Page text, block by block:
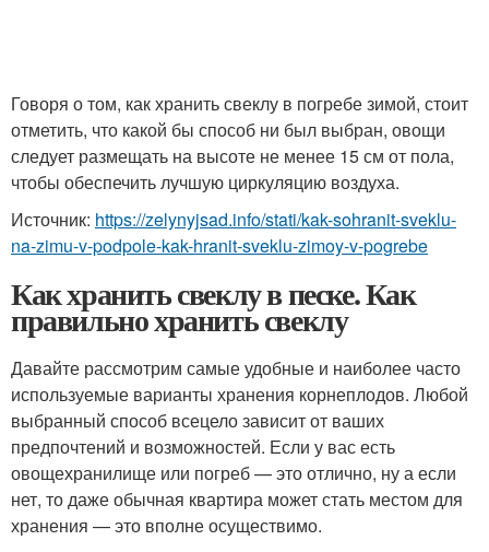
Говоря о том, как хранить свеклу в погребе зимой, стоит
отметить, что какой бы способ ни был выбран, овощи
следует размещать на высоте не менее 15 см от пола,
чтобы обеспечить лучшую циркуляцию воздуха.
Источник: https://zelynyjsad.info/stati/kak-sohranit-sveklu-
na-zimu-v-podpole-kak-hranit-sveklu-zimoy-v-pogrebe
Как хранить свеклу в песке. Как
правильно хранить свеклу
Давайте рассмотрим самые удобные и наиболее часто
используемые варианты хранения корнеплодов. Любой
выбранный способ всецело зависит от ваших
предпочтений и возможностей. Если у вас есть
овощехранилище или погреб — это отлично, ну а если
нет, то даже обычная квартира может стать местом для
хранения — это вполне осуществимо.